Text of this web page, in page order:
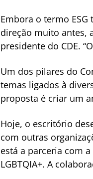
Embora o termo
direção muito antes,
presidente do CDE.
Um dos pilares do
temas ligados à
proposta é criar um
Hoje, o escritório
com outras
está a parceria com
LGBTQIA+. A